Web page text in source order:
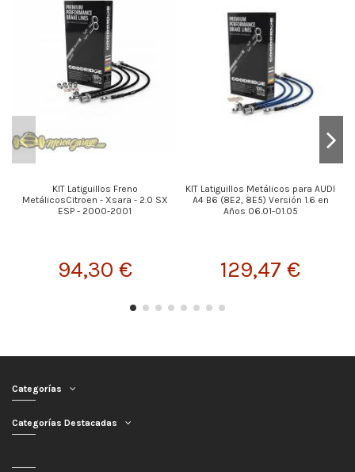
KIT Latiguillos Freno
MetálicosCitroen - Xsara - 2.0 SX
ESP - 2000-2001
94,30 €
KIT Latiguillos Metálicos para AUDI
A4 B6 (8E2, 8E5) Versión 1.6 en
Años 06.01-01.05
129,47 €
Categorías
Categorías Destacadas